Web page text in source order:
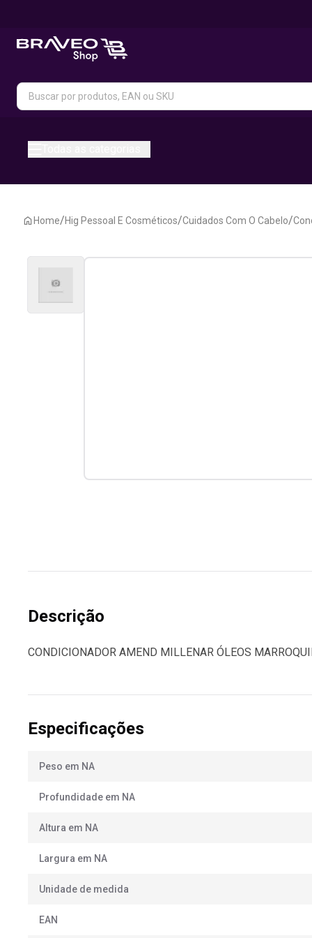
Home/Hig Pessoal E Cosméticos/Cuidados Com O Cabelo/
Descrição
CONDICIONADOR AMEND MILLENAR ÓLEOS
Especificações
Peso em NA
Profundidade em NA
Altura em NA
Largura em NA
Unidade de medida
EAN